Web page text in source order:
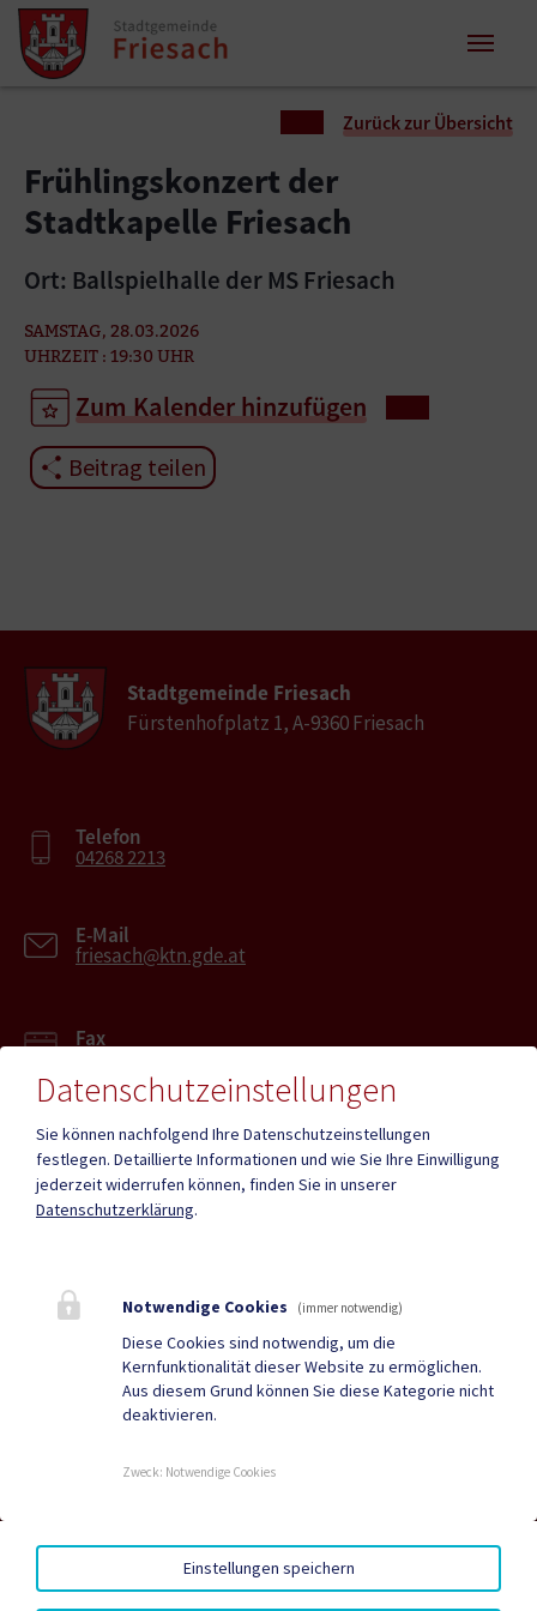
Zum Inhalt springen
Zum Seitenende springen
Zurück zur Übersicht
Frühlingskonzert der
Stadtkapelle Friesach
Ort: Ballspielhalle der MS Friesach
SAMSTAG, 28.03.2026
UHRZEIT : 19:30 UHR
Zum Kalender hinzufügen
Beitrag teilen
Stadtgemeinde Friesach
Fürstenhofplatz 1, A-9360 Friesach
Telefon
04268 2213
E-Mail
friesach@ktn.gde.at
Fax
Mehr
Quicklinks
Geko digital Gemeinde-
Tourismus
Sport & Freizeit
Neuigkeiten
AMTSSIGNATUR|BARRIEREFREIHEIT|DATENSCHUTZ|
SITEMAP|IMPRESSUM
Datenschutzeinstellungen
Sie können nachfolgend Ihre Datenschutzeinstellungen
festlegen. Detaillierte Informationen und wie Sie Ihre Einwilligung
jederzeit widerrufen können, finden Sie in unserer
Datenschutzerklärung.
Notwendige Cookies (immer notwendig)
Diese Cookies sind notwendig, um die
Kernfunktionalität dieser Website zu ermöglichen.
Aus diesem Grund können Sie diese Kategorie nicht
deaktivieren.
Zweck: Notwendige Cookies
Einstellungen speichern